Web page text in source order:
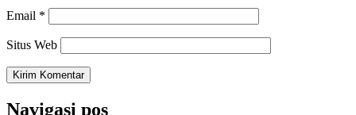
Email *
Situs Web
Navigasi pos